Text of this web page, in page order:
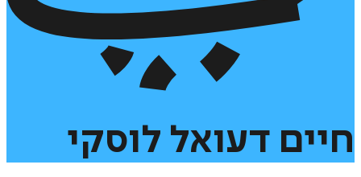
חיים דעואל לוסקי